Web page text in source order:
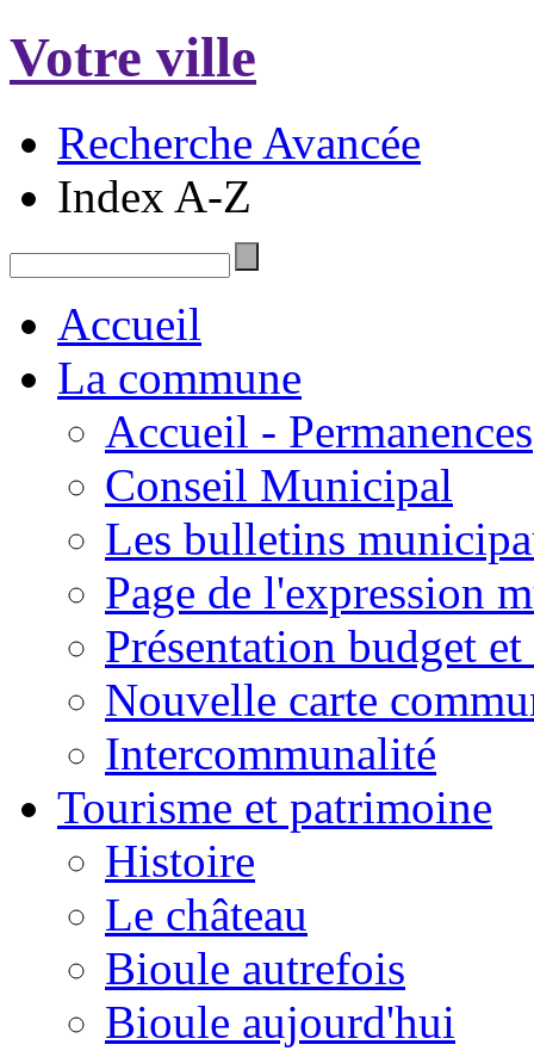
Votre ville
Recherche Avancée
Index A-Z
Accueil
La commune
Accueil - Permanences
Conseil Municipal
Les bulletins
Page de l'expression
Présentation budget
Nouvelle carte
Intercommunalité
Tourisme et patrimoine
Histoire
Le château
Bioule autrefois
Bioule aujourd'hui